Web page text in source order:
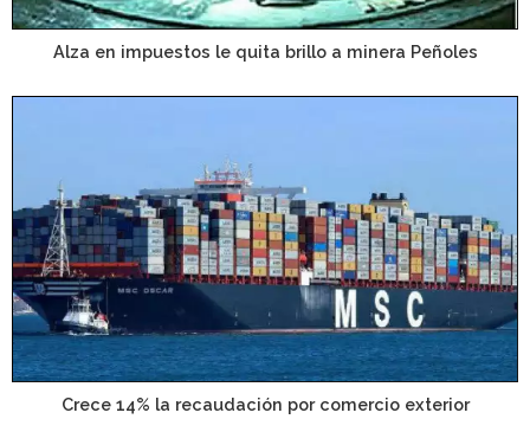
Alza en impuestos le quita brillo a minera Peñoles
Crece 14% la recaudación por comercio exterior